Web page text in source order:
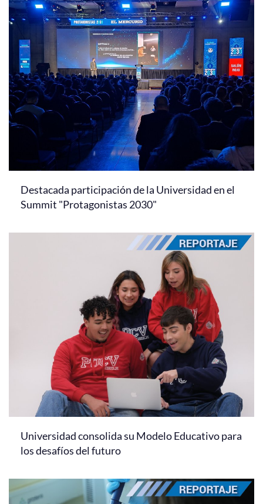
Destacada participación de la Universidad en el
Summit "Protagonistas 2030"
Universidad consolida su Modelo Educativo para
los desafíos del futuro